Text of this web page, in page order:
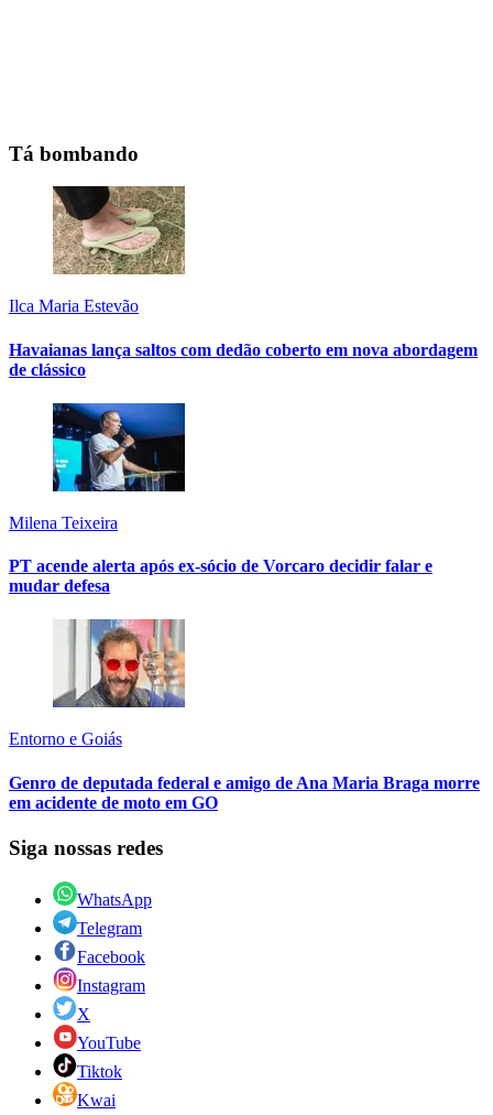
Tá bombando
Ilca Maria Estevão
Havaianas lança saltos com dedão coberto em nova abordagem
de clássico
Milena Teixeira
PT acende alerta após ex-sócio de Vorcaro decidir falar e
mudar defesa
Entorno e Goiás
Genro de deputada federal e amigo de Ana Maria Braga morre
em acidente de moto em GO
Siga nossas redes
WhatsApp
Telegram
Facebook
Instagram
X
YouTube
Tiktok
Kwai